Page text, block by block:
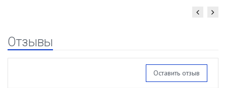
Отзывы
Оставить отзыв